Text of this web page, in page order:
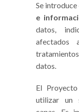
Se introduce
e
datos,
afectados
datos.
El
utilizar un